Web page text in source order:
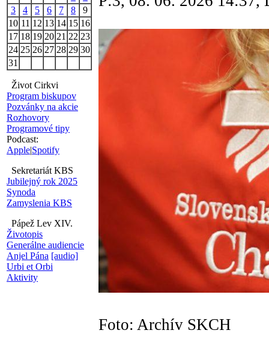
3
4 5 6 7 8
9
10 11 12 13 14 15 16
17 18 19 20 21 22 23
24 25 26 27 28 29 30
31
Život Cirkvi
Program biskupov
Pozvánky na akcie
Rozhovory
Programové tipy
Podcast:
Apple|Spotify
Sekretariát KBS
Jubilejný rok 2025
Synoda
Zamyslenia KBS
Pápež Lev XIV.
Životopis
Generálne audiencie
Anjel Pána [audio]
Urbi et Orbi
Aktivity
Foto: Archív SKCH